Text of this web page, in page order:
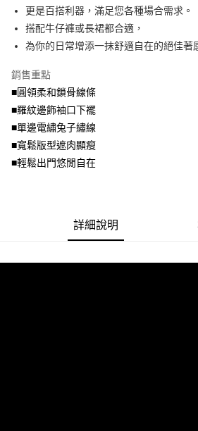
1.分期款項不併入電信帳單，「大哥付你分期」
醒簡訊。
2.透過簡訊連結打開帳單後，可選擇「超商條碼
帳／街口支付／iPASS MONEY」等通路繳費。
【注意事項】
1.本服務係由「台灣大哥大股份有限公司」（以
用戶於交易時，得透過本服務購買商品或服務，
買賣價金債權讓與本公司後，依約使用本公司帳
資料（包含姓名、電話或地址）提供予台灣大哥
由本公司與您本人進行分期帳單所需資料之確認
3.完整用戶服務條款，請詳閱以下連結：
【「AFTEE先享後付」結帳流程】
１．於結帳方式選擇「AFTEE先享後付」後，
２．訂單成立數日內，您將收到繳費通知簡訊。
ATM／網路銀行／等多元方式進行付款，方視為
※ 請注意：結帳手續完成當下不需立刻繳費，但
購買商品的店家。未經商家同意取消之訂單仍視
後付繳納相關費用。
※ 交易是否成功請以「AFTEE先享後付 」之結
是否繳費成功／繳費後需取消欲退款等相關疑問
客戶支援中心」https://
２．關於個人資料處理事宜，請瀏覽以下網址：
https://aftee.tw/terms/#terms3
「AFTEE先享後付」，若未經同意申辦者引起
每筆NT$70，滿NT$699(含以上)免運費
付款後全家取貨
7-11取貨付款
每筆NT$70，滿NT$799(含以上)免運費
付款後7-11取貨
每筆NT$70，滿NT$699(含以上)免運費
宅配
更是百搭利器，滿足您各種場合需求。
搭配牛仔褲或長裙都合適，
為你的日常增添一抹舒適自在的絕佳著
銷售重點
■圓領柔和鎖骨線條
■羅紋邊飾袖口下襬
■單邊電繡兔子繡線
■寬鬆版型遮肉顯瘦
■輕鬆出門悠閒自在
詳細說明